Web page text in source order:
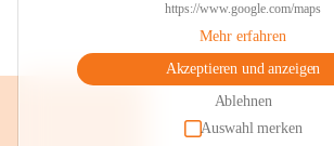
https://www.google.com/maps
Mehr erfahren
Akzeptieren und anzeigen
Ablehnen
Auswahl merken